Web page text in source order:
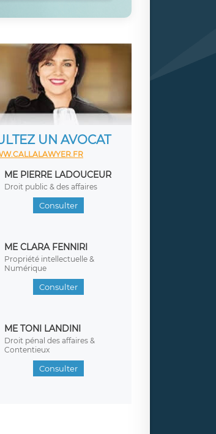
UN AVOCAT
ME PIERRE LADOUCEUR
Droit public & des affaires
Consulter
ME CLARA FENNIRI
Propriété intellectuelle &
Numérique
Consulter
ME TONI LANDINI
Droit pénal des affaires &
Contentieux
Consulter